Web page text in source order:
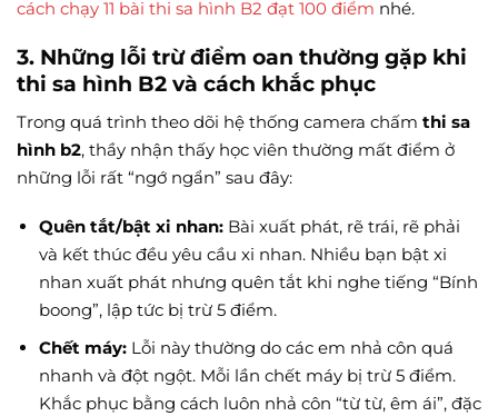
cách chạy 11 bài thi sa hình B2 đạt 100 điểm nhé.
3. Những lỗi trừ điểm oan thường gặp khi
thi sa hình B2 và cách khắc phục
Trong quá trình theo dõi hệ thống camera chấm thi sa
hình b2, thầy nhận thấy học viên thường mất điểm ở
những lỗi rất “ngớ ngẩn” sau đây:
Quên tắt/bật xi nhan:Bài xuất phát, rẽ trái, rẽ phải
và kết thúc đều yêu cầu xi nhan. Nhiều bạn bật xi
nhan xuất phát nhưng quên tắt khi nghe tiếng “Bính
boong”, lập tức bị trừ 5 điểm.
Chết máy:Lỗi này thường do các em nhả côn quá
nhanh và đột ngột. Mỗi lần chết máy bị trừ 5 điểm.
Khắc phục bằng cách luôn nhả côn “từ từ, êm ái”, đặc